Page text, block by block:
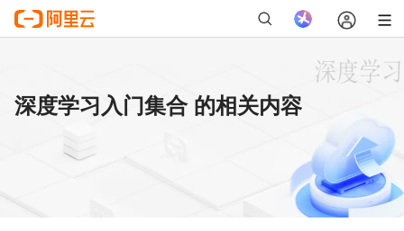
深度学习入门集合 的相关内容